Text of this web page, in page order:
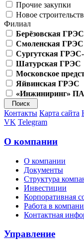
Прочие закупки
Новое
Филиал
Берёзовская ГРЭС
Смоленская ГРЭС
Сургутская
Шатурская ГРЭС
Московское
Яйвинская ГРЭС
«Инжиниринг»
Контакты Карта сайта
VK Telegram
О компании
О компании
Документы
Структура
Инвестиции
Корпоративная
Работа в
Контактная
Управление